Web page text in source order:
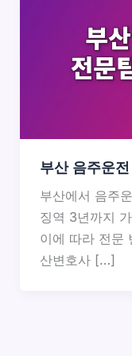
부산 음주운
부산에서 음주
징역 3년까지
이에 따라 전문
산변호사 […]